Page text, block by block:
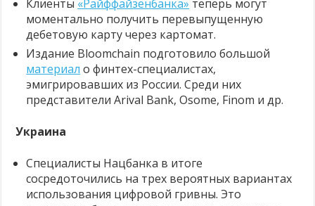
Клиенты «Райффайзенбанка» теперь могут
моментально получить перевыпущенную
дебетовую карту через картомат.
Издание Bloomchain подготовило большой
материал о финтех-специалистах,
эмигрировавших из России. Среди них
представители Arival Bank, Osome, Finom и др.
Украина
Специалисты Нацбанка в итоге
сосредоточились на трех вероятных вариантах
использования цифровой гривны. Это